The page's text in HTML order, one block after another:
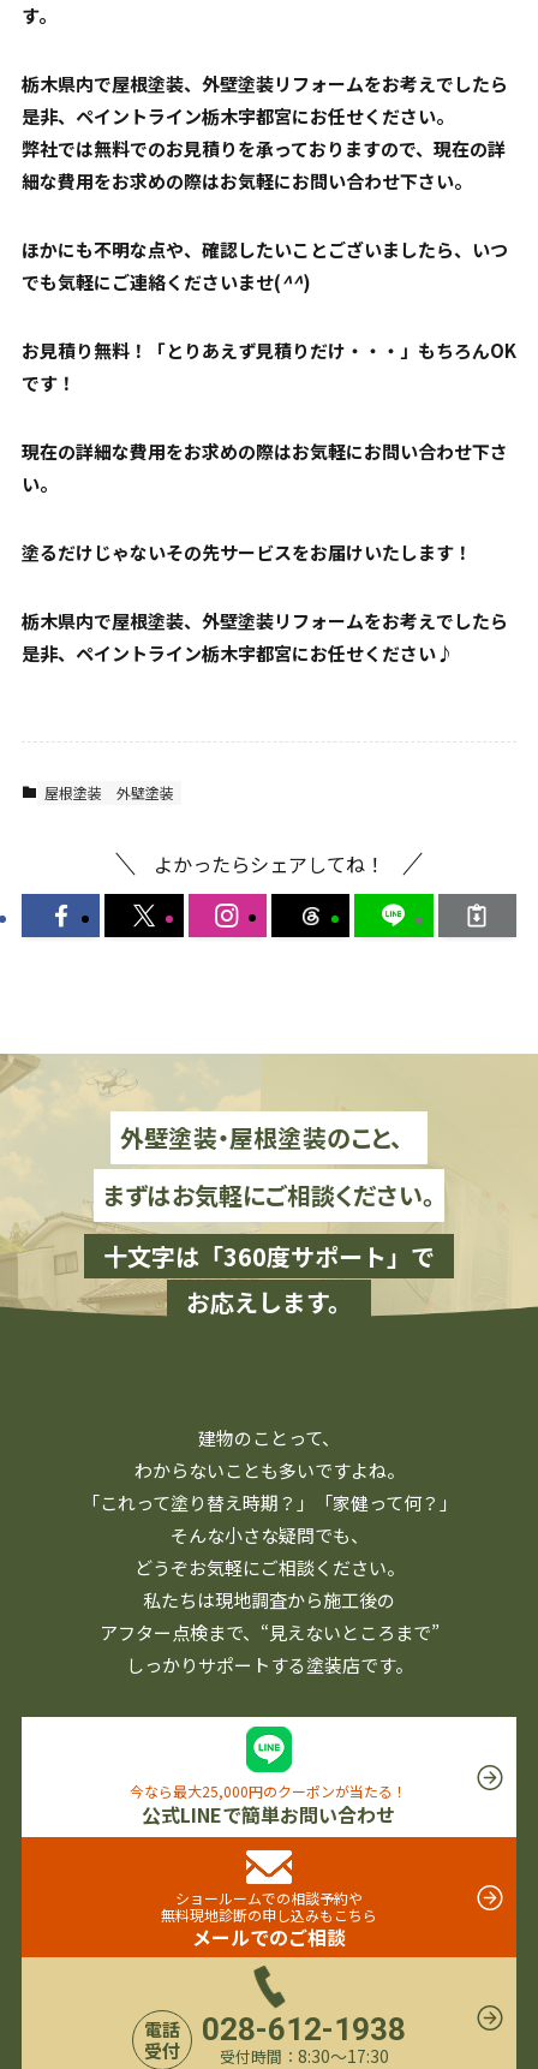
す。
栃木県内で屋根塗装、外壁塗装リフォームをお考えでしたら
是非、ペイントライン栃木宇都宮にお任せください。
弊社では無料でのお見積りを承っておりますので、現在の詳
細な費用をお求めの際はお気軽にお問い合わせ下さい。
ほかにも不明な点や、確認したいことございましたら、いつ
でも気軽にご連絡くださいませ(^^)
お見積り無料！「とりあえず見積りだけ・・・」もちろんOK
です！
現在の詳細な費用をお求めの際はお気軽にお問い合わせ下さ
い。
塗るだけじゃないその先サービスをお届けいたします！
栃木県内で屋根塗装、外壁塗装リフォームをお考えでしたら
是非、ペイントライン栃木宇都宮にお任せください♪
屋根塗装 外壁塗装
よかったらシェアしてね！
外壁塗装・屋根塗装のこと、
まずはお気軽にご相談ください。
十文字は「360度サポート」で
お応えします。
建物のことって、
わからないことも多いですよね。
「これって塗り替え時期？」「家健って何？」
そんな小さな疑問でも、
どうぞお気軽にご相談ください。
私たちは現地調査から施工後の
アフター点検まで、 “見えないところまで”
しっかりサポートする塗装店です。
今なら最大25,000円のクーポンが当たる！
公式LINEで簡単お問い合わせ
ショールームでの相談予約や
無料現地診断の申し込みもこちら
メールでのご相談
電話
受付
028-612-1938
受付時間： 8:30〜17:30